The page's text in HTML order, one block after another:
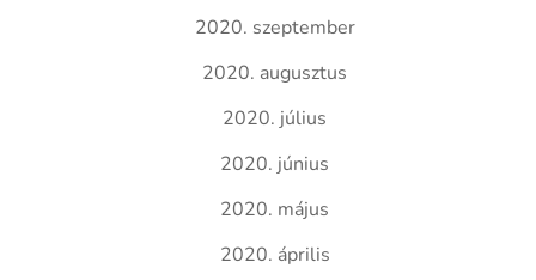
2020. szeptember
2020. augusztus
2020. július
2020. június
2020. május
2020. április